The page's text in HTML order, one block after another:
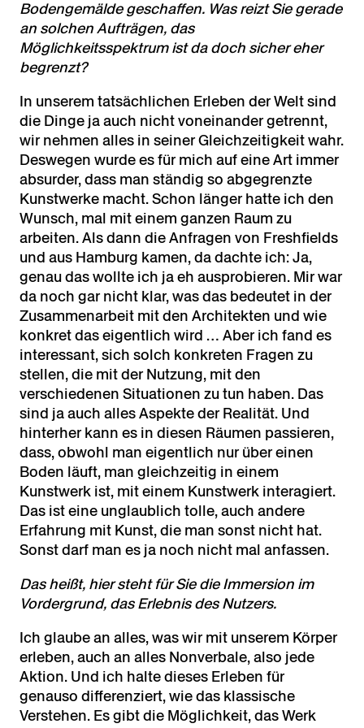
Bodengemälde geschaffen. Was reizt Sie gerade
an solchen Aufträgen, das
Möglichkeitsspektrum ist da doch sicher eher
begrenzt?
In unserem tatsächlichen Erleben der Welt sind
die Dinge ja auch nicht voneinander getrennt,
wir nehmen alles in seiner Gleichzeitigkeit wahr.
Deswegen wurde es für mich auf eine Art immer
absurder, dass man ständig so abgegrenzte
Kunstwerke macht. Schon länger hatte ich den
Wunsch, mal mit einem ganzen Raum zu
arbeiten.Als dann die Anfragen von Freshfields
und aus Hamburg kamen, da dachte ich: Ja,
genau das wollte ich ja eh ausprobieren. Mir war
da noch gar nicht klar, was das bedeutet in der
Zusammenarbeit mit den Architekten und wie
konkret das eigentlich wird … Aber ich fand es
interessant, sich solch konkreten Fragen zu
stellen, die mit der Nutzung, mit den
verschiedenen Situationen zu tun haben. Das
sind ja auch alles Aspekte der Realität. Und
hinterher kann es in diesen Räumen passieren,
dass, obwohl man eigentlich nur über einen
Boden läuft, man gleichzeitig in einem
Kunstwerk ist, mit einem Kunstwerk interagiert.
Das ist eine unglaublich tolle, auch andere
Erfahrung mit Kunst, die man sonst nicht hat.
Sonst darf man es ja noch nicht mal anfassen.
Das heißt, hier steht für Sie die Immersion im
Vordergrund, das Erlebnis des Nutzers.
Ich glaube an alles, was wir mit unserem Körper
erleben, auch an alles Nonverbale, also jede
Aktion. Und ich halte dieses Erleben für
genauso differenziert, wie das klassische
Verstehen. Es gibt die Möglichkeit, das Werk